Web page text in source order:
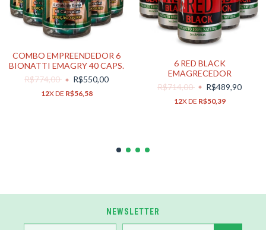
COMBO EMPREENDEDOR 6
BIONATTI EMAGRY 40 CAPS.
R$774,00
R$550,00
12X DE R$56,58
6 RED BLACK
EMAGRECEDOR
R$714,00
R$489,90
12X DE R$50,39
NEWSLETTER